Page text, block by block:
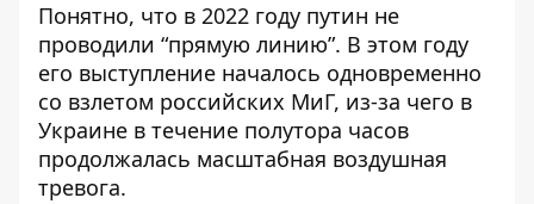
Понятно, что в 2022 году путин не
проводили “прямую линию”. В этом году
его выступление началось одновременно
со взлетом российских МиГ, из-за чего в
Украине в течение полутора часов
продолжалась масштабная воздушная
тревога.